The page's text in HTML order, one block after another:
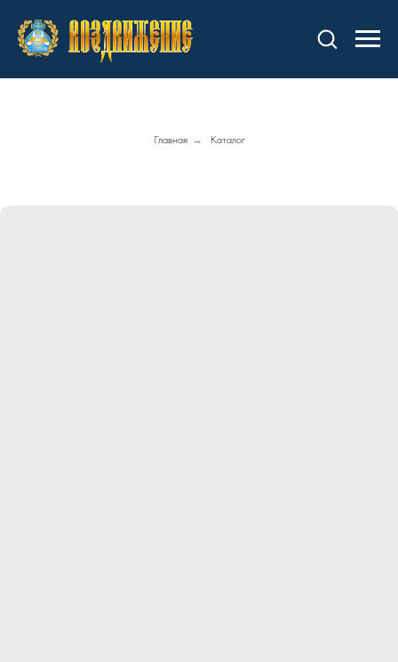
Главная → Каталог